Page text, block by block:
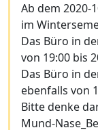
Ab dem 2020-
im
Das Büro in
von 19:00 bis
Das Büro in
ebenfalls von
Bitte denke
Mund-